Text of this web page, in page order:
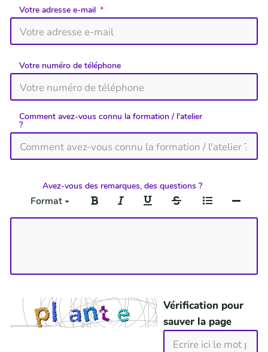
Votre adresse e-mail
Votre numéro de téléphone
Comment avez-vous connu la formation / l'atelier
?
Avez-vous des remarques, des questions ?
Format
Vérification pour
sauver la page